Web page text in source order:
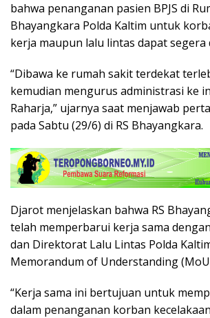
bahwa penanganan pasien BPJS di
Bhayangkara Polda Kaltim untuk
kerja maupun lalu lintas dapat segera
“Dibawa ke rumah sakit terdekat
kemudian mengurus administrasi ke
Raharja,” ujarnya saat menjawab
pada Sabtu (29/6) di RS Bhayangkara.
Djarot menjelaskan bahwa RS
telah memperbarui kerja sama
dan Direktorat Lalu Lintas Polda
Memorandum of Understanding
“Kerja sama ini bertujuan untuk
dalam penanganan korban